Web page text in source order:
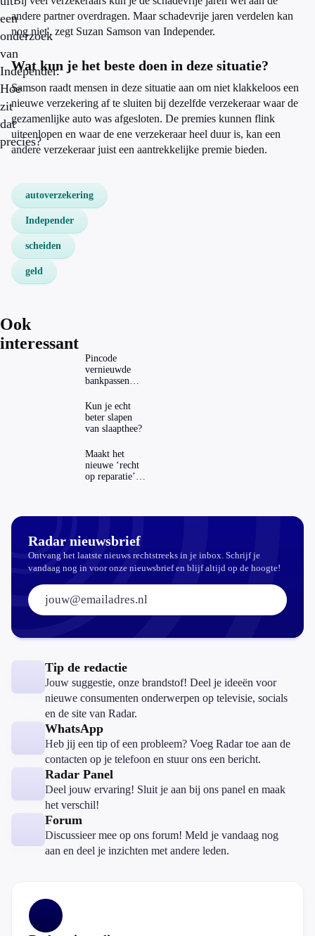
een
onderzoek
van
Independer.
Hoe
zit
dat
precies?
andere partner overdragen. Maar schadevrije jaren verdelen kan
nog niet', zegt Suzan Samson van Independer.
Wat kun je het beste doen in deze situatie?
Samson raadt mensen in deze situatie aan om niet klakkeloos een
nieuwe verzekering af te sluiten bij dezelfde verzekeraar waar de
gezamenlijke auto was afgesloten. De premies kunnen flink
uiteenlopen en waar de ene verzekeraar heel duur is, kan een
andere verzekeraar juist een aantrekkelijke premie bieden.
autoverzekering
Independer
scheiden
geld
Ook
interessant
Pincode
vernieuwde
bankpassen
ING-app: is dat
wel veilig?
Kun je echt
beter slapen
van slaapthee?
Maakt het
nieuwe ‘recht
op reparatie’
Radar nieuwsbrief
Ontvang het laatste nieuws rechtstreeks in je inbox. Schrijf je
vandaag nog in voor onze nieuwsbrief en blijf altijd op de hoogte!
E-mailadres:
Tip de redactie
Jouw suggestie, onze brandstof! Deel je ideeën voor
nieuwe consumenten onderwerpen op televisie, socials
en de site van Radar.
WhatsApp
Heb jij een tip of een probleem? Voeg Radar toe aan de
contacten op je telefoon en stuur ons een bericht.
Radar Panel
Deel jouw ervaring! Sluit je aan bij ons panel en maak
het verschil!
Forum
Discussieer mee op ons forum! Meld je vandaag nog
aan en deel je inzichten met andere leden.